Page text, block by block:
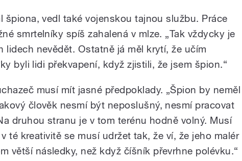
špiona, vedl také vojenskou tajnou službu. Práce
smrtelníky spíš zahalená v mlze. „Tak vždycky je
lidech nevědět. Ostatně já měl krytí, že učím
byli lidi překvapení, když zjistili, že jsem špion.“
musí mít jasné předpoklady. „Špion by neměl
člověk nesmí být neposlušný, nesmí pracovat
druhou stranu je v tom terénu hodně volný. Musí
té kreativitě se musí udržet tak, že ví, že jeho malér
větší následky, než když číšník převrhne polévku.“